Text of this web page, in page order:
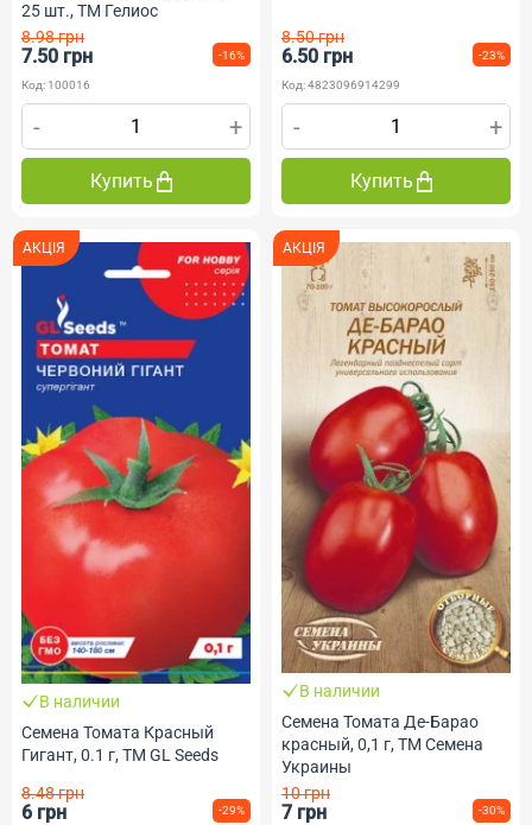
25 шт., ТМ Гелиос
8.98 грн
7.50 грн -16%
Код: 100016
- +
Купить
8.50 грн
6.50 грн -23%
Код: 4823096914299
- +
Купить
АКЦІЯ
В наличии
Семена Томата Красный
Гигант, 0.1 г, TM GL Seeds
8.48 грн
6 грн -29%
АКЦІЯ
В наличии
Семена Томата Де-Барао
красный, 0,1 г, ТМ Семена
Украины
10 грн
7 грн -30%